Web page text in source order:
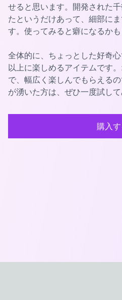
せると思います。開発された
たというだけあって、細部に
す。使ってみると癖になるかも
全体的に、ちょっとした好奇
以上に楽しめるアイテムです
で、幅広く楽しんでもらえる
が湧いた方は、ぜひ一度試して
購入す